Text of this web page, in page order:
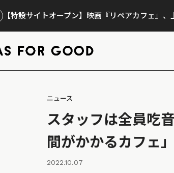
【特設サイトオープン】映画『リペアカフェ』
ニュース
スタッフは全員吃
間がかかるカフェ」
2022.10.07